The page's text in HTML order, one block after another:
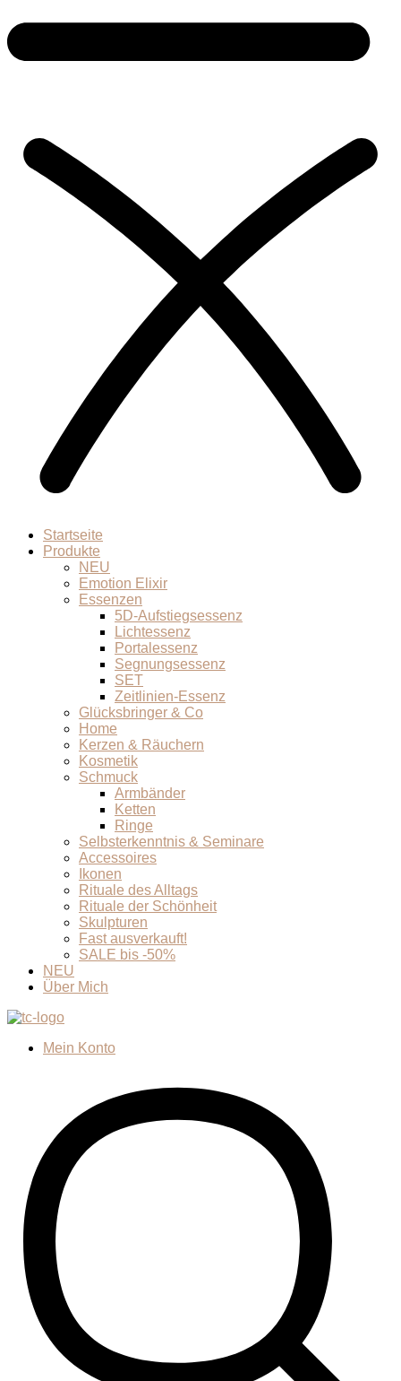
Startseite
Produkte
NEU
Emotion Elixir
Essenzen
5D-Aufstiegsessenz
Lichtessenz
Portalessenz
Segnungsessenz
SET
Zeitlinien-Essenz
Glücksbringer & Co
Home
Kerzen & Räuchern
Kosmetik
Schmuck
Armbänder
Ketten
Ringe
Selbsterkenntnis & Seminare
Accessoires
Ikonen
Rituale des Alltags
Rituale der Schönheit
Skulpturen
Fast ausverkauft!
SALE bis -50%
NEU
Über Mich
Mein Konto